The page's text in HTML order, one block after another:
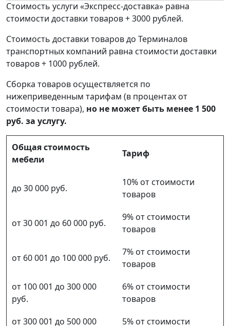
Стоимость услуги «Экспресс-доставка» равна
стоимости доставки товаров + 3000 рублей.
Стоимость доставки товаров до Терминалов
транспортных компаний равна стоимости доставки
товаров + 1000 рублей.
Сборка товаров осуществляется по
нижеприведенным тарифам (в процентах от
стоимости товара), но не может быть менее 1 500
руб. за услугу.
Общая стоимость
мебели
Тариф
до 30 000 руб.
10% от стоимости
товаров
от 30 001 до 60 000 руб.
9% от стоимости
товаров
от 60 001 до 100 000 руб.
7% от стоимости
товаров
от 100 001 до 300 000
руб.
6% от стоимости
товаров
от 300 001 до 500 000
5% от стоимости